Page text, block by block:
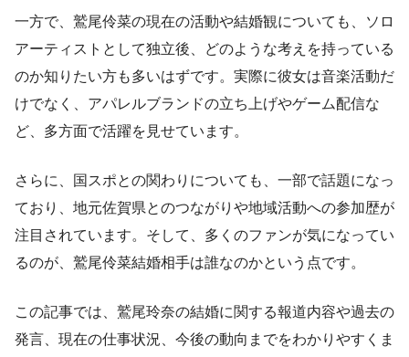
一方で、鷲尾伶菜の現在の活動や結婚観についても、ソロ
アーティストとして独立後、どのような考えを持っている
のか知りたい方も多いはずです。実際に彼女は音楽活動だ
けでなく、アパレルブランドの立ち上げやゲーム配信な
ど、多方面で活躍を見せています。
さらに、国スポとの関わりについても、一部で話題になっ
ており、地元佐賀県とのつながりや地域活動への参加歴が
注目されています。そして、多くのファンが気になってい
るのが、鷲尾伶菜結婚相手は誰なのかという点です。
この記事では、鷲尾玲奈の結婚に関する報道内容や過去の
発言、現在の仕事状況、今後の動向までをわかりやすくま